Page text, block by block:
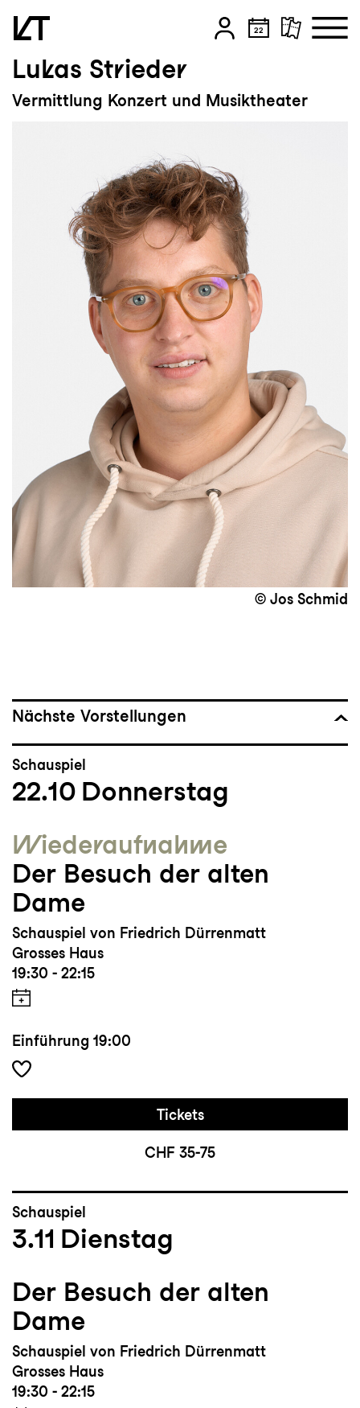
Zum Hauptinhalt springen
Zum Footer springen
Lukas Strieder
Vermittlung Konzert und Musiktheater
© Jos Schmid
Nächste Vorstellungen
Schauspiel
22.10 Donnerstag
Wieder­aufnahme
Der Besuch der alten
Dame
Schauspiel von Friedrich Dürrenmatt
Grosses Haus
19:30 - 22:15
Einführung 19:00
Tickets
CHF 35-75
Schauspiel
3.11 Dienstag
Der Besuch der alten
Dame
Schauspiel von Friedrich Dürrenmatt
Grosses Haus
19:30 - 22:15